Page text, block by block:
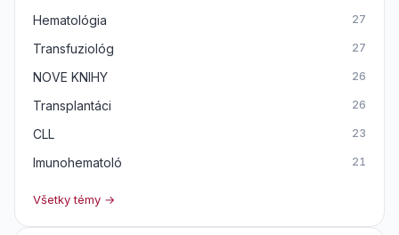
Hematológia 27
Transfuziológ 27
NOVE KNIHY 26
Transplantáci 26
CLL 23
Imunohematoló 21
Všetky témy →